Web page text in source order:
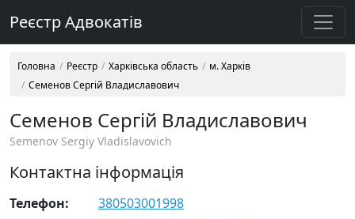
Реєстр Адвокатів
Головна Реєстр Харківська область
м. Харків
Семенов Сергій Владиславович
Семенов Сергій Владиславович
Semenov Sergiy Vladislavovich
Контактна інформація
Телефон:
380503001998